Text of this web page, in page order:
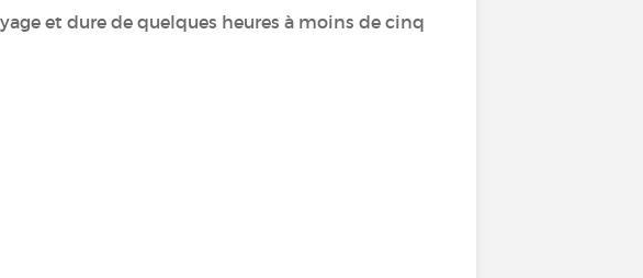
et dure de quelques heures à moins de cinq